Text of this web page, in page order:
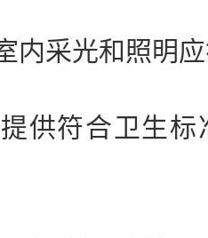
采光和照明应
符合卫生标